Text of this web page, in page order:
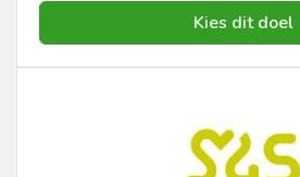
Kies dit doel